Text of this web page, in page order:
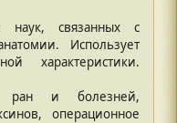
связанных с
Использует
характеристики.
ран и болезней,
операционное